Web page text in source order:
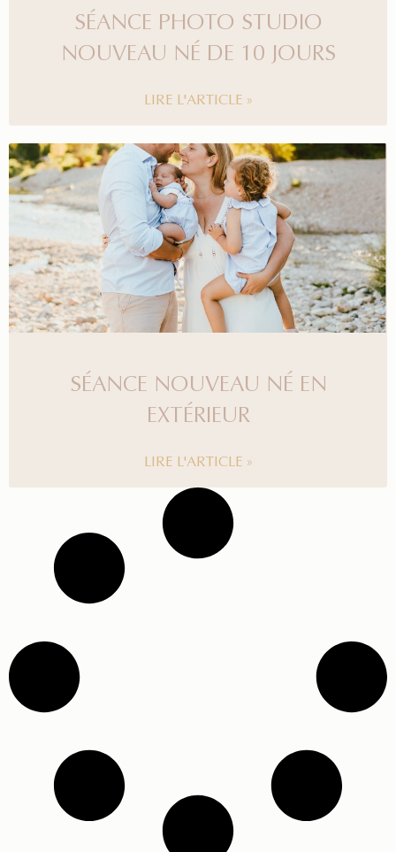
SÉANCE PHOTO STUDIO
NOUVEAU NÉ DE 10 JOURS
LIRE L'ARTICLE »
SÉANCE NOUVEAU NÉ EN
EXTÉRIEUR
LIRE L'ARTICLE »